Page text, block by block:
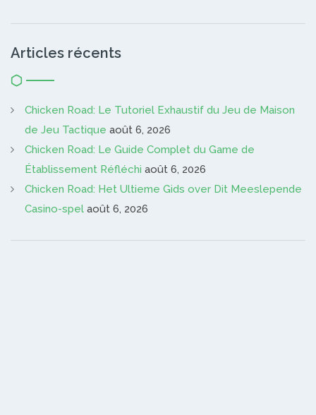
Articles récents
Chicken Road: Le Tutoriel Exhaustif du Jeu de Maison
de Jeu Tactique août 6, 2026
Chicken Road: Le Guide Complet du Game de
Établissement Réfléchi août 6, 2026
Chicken Road: Het Ultieme Gids over Dit Meeslepende
Casino-spel août 6, 2026